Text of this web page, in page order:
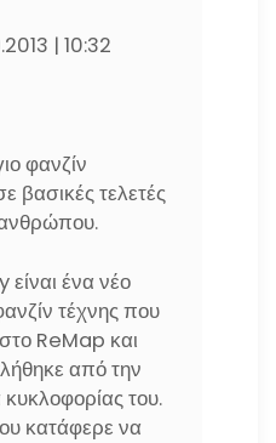
| 10:32
φανζίν
βασικές τελετές
ένα νέο
τέχνης που
ReMap και
από την
του.
κατάφερε να